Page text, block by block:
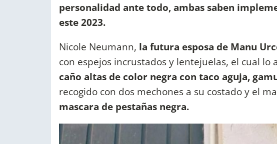
personalidad ante todo, ambas saben
este 2023.
Nicole Neumann, la futura esposa de Manu
con espejos incrustados y lentejuelas, el cual lo
caño altas de color negra con taco aguja,
recogido con dos mechones a su costado y el
mascara de pestañas negra.